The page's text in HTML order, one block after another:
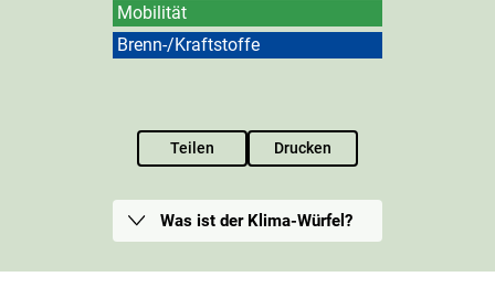
Teilen Drucken
Mobilität
Brenn-/Kraftstoffe
Was ist der Klima-Würfel?